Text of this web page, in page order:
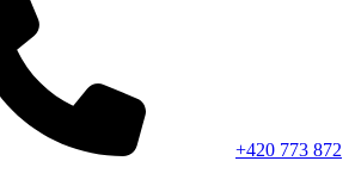
+420 773 872